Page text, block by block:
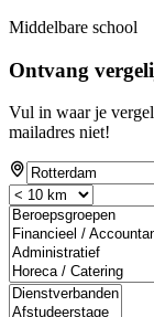
Middelbare school
Ontvang
Vul in waar je
mailadres niet!